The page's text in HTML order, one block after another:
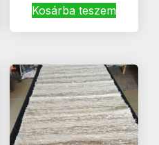
Kosárba teszem